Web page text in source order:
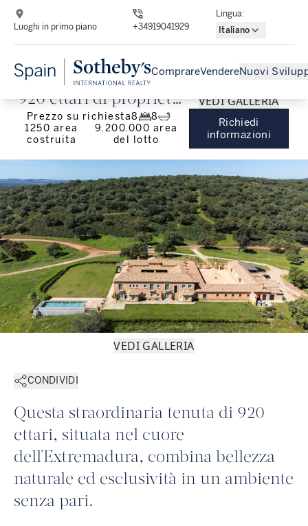
Luoghi in primo piano +34919041929
Lingua:
Italiano
ComprareVendereNuovi
920 ettari di proprietà
a Caceres
Prezzo su richiesta8
8
1250 area
costruita
9.200.000 area
del lotto
VEDI GALLERIA
Richiedi
informazioni
VEDI GALLERIA
CONDIVIDI
Questa straordinaria tenuta di 920
ettari, situata nel cuore
dell'Extremadura, combina bellezza
naturale ed esclusività in un ambiente
senza pari.